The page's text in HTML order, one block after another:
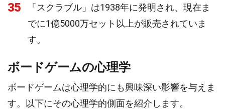
35
「スクラブル」は1938年に発明され、現在ま
でに1億5000万セット以上が販売されていま
す。
ボードゲームの心理学
ボードゲームは心理学的にも興味深い影響を与えま
す。以下にその心理学的側面を紹介します。